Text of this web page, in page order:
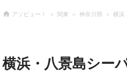
アソビュー！ 関東 神奈川県 横浜
横浜・八景島シー